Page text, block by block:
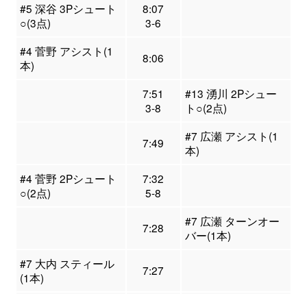
#5 深谷 3Pシュート
○(3点)
8:07
3-6
#4 菅野 アシスト(1
本)
8:06
7:51
3-8
#13 湧川 2Pシュー
ト○(2点)
7:49
#7 広瀬 アシスト(1
本)
#4 菅野 2Pシュート
○(2点)
7:32
5-8
7:28
#7 広瀬 ターンオー
バー(1本)
#7 大内 スティール
(1本)
7:27